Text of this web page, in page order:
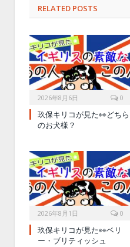
RELATED POSTS
2026年8月6日 0
玖保キリコが見た👀どちら
のお犬様？
2026年8月1日 0
玖保キリコが見た👀ベリ
ー・ブリティッシュ